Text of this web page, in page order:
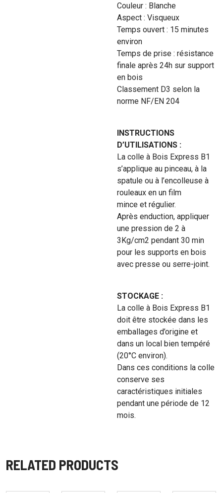
Couleur : Blanche
Aspect : Visqueux
Temps ouvert : 15 minutes
environ
Temps de prise : résistance
finale après 24h sur support
en bois
Classement D3 selon la
norme NF/EN 204
INSTRUCTIONS
D’UTILISATIONS :
La colle à Bois Express B1
s’applique au pinceau, à la
spatule ou à l’encolleuse à
rouleaux en un film
mince et régulier.
Après enduction, appliquer
une pression de 2 à
3Kg/cm2 pendant 30 min
pour les supports en bois
avec presse ou serre-joint.
STOCKAGE :
La colle à Bois Express B1
doit être stockée dans les
emballages d’origine et
dans un local bien tempéré
(20°C environ).
Dans ces conditions la colle
conserve ses
caractéristiques initiales
pendant une période de 12
mois.
RELATED PRODUCTS